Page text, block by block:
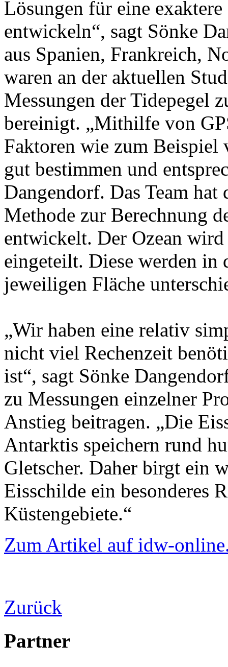
Lösungen für eine
entwickeln“, sagt Sönke
aus Spanien, Frankreich,
waren an der aktuellen
Messungen der Tidepegel
bereinigt. „Mithilfe von
Faktoren wie zum Beispiel
gut bestimmen und
Dangendorf. Das Team hat
Methode zur Berechnung
entwickelt. Der Ozean
eingeteilt. Diese werden
jeweiligen Fläche
„Wir haben eine relativ
nicht viel Rechenzeit
ist“, sagt Sönke
zu Messungen einzelner
Anstieg beitragen. „Die
Antarktis speichern rund
Gletscher. Daher birgt ein
Eisschilde ein besonderes
Küstengebiete.“
Zum Artikel auf idw-
Zurück
Partner